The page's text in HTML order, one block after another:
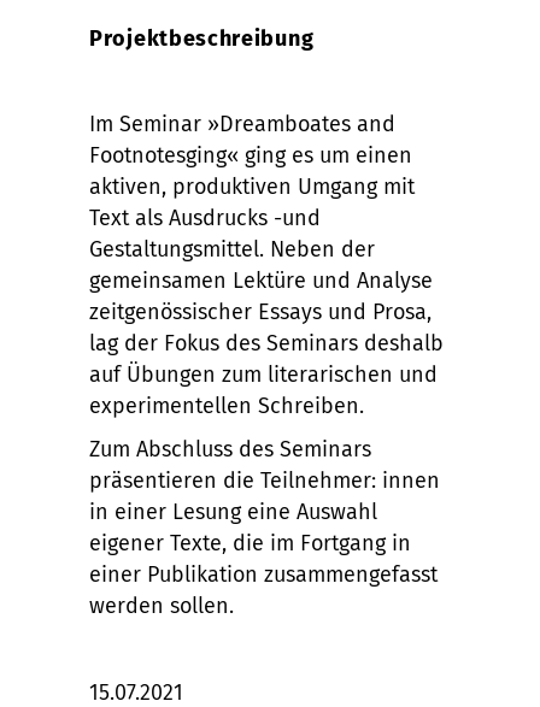
Projektbeschreibung
Im Seminar »Dreamboates and
Footnotesging« ging es um einen
aktiven, produktiven Umgang mit
Text als Ausdrucks -und
Gestaltungsmittel. Neben der
gemeinsamen Lektüre und Analyse
zeitgenössischer Essays und Prosa,
lag der Fokus des Seminars deshalb
auf Übungen zum literarischen und
experimentellen Schreiben.
Zum Abschluss des Seminars
präsentieren die Teilnehmer: innen
in einer Lesung eine Auswahl
eigener Texte, die im Fortgang in
einer Publikation zusammengefasst
werden sollen.
15.07.2021